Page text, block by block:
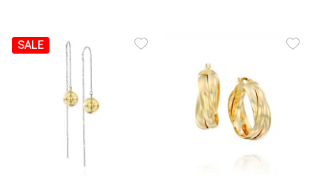
Add Wishlist
SALE